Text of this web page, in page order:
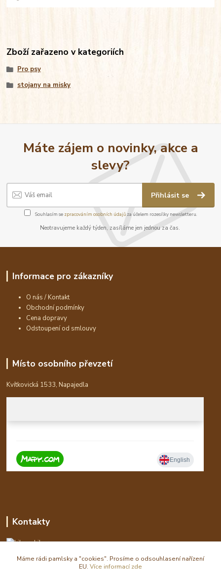
Zboží zařazeno v kategoriích
Pro psy
stojany na misky
Máte zájem o novinky, akce a
slevy?
Přihlásit se
Souhlasím se zpracováním osobních údajůza účelem rozesílky newsletteru.
Neotravujeme každý týden, zasíláme jen jednou za čas.
Informace pro zákazníky
O nás / Kontakt
Obchodní podmínky
Cena dopravy
Odstoupení od smlouvy
Místo osobního převzetí
Kvítkovická 1533, Napajedla
Kontakty
Libor
eshop(zavináč)waldi.cz
Máme rádi pamlsky a "cookies". Prosíme o odsouhlasení nařízení
EU. Více informací zde